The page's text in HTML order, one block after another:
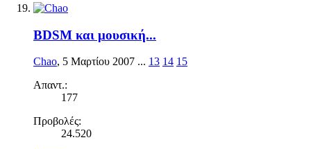
BDSM και μουσική...
Chao, 5 Μαρτίου 2007 ... 13 14 15
Απαντ.:
177
Προβολές:
24.520